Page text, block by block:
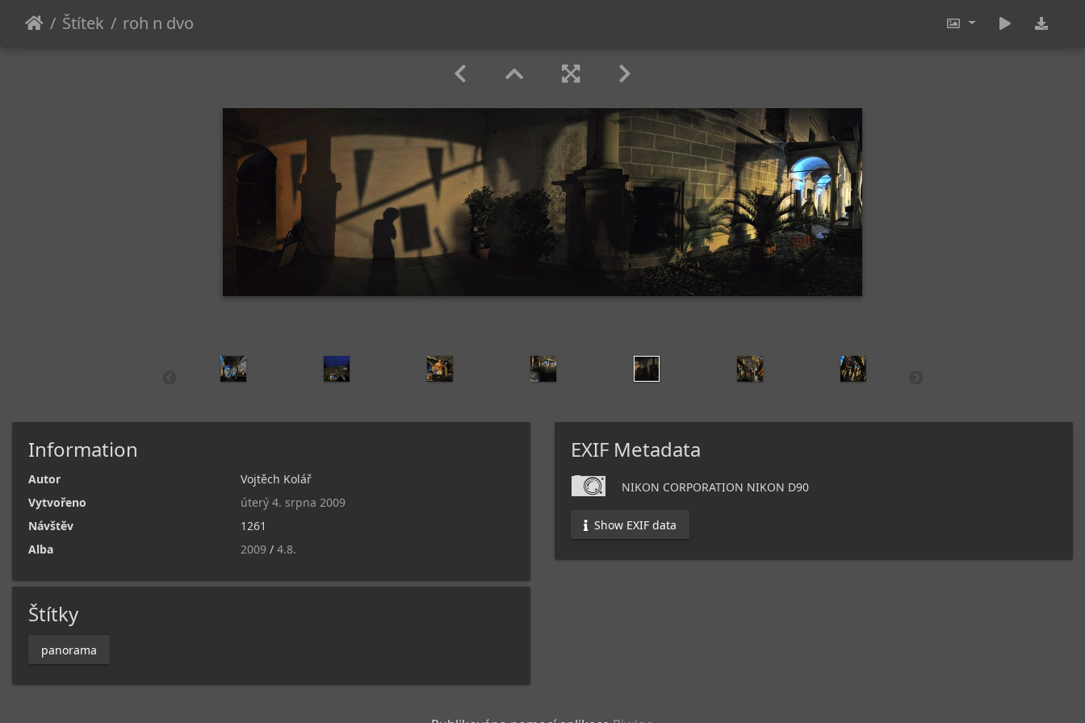
Štítek roh n dvo
Information
Autor
Vojtěch Kolář
Vytvořeno
úterý 4. srpna 2009
Návštěv
1261
Alba
2009 /4.8.
Štítky
panorama
EXIF Metadata
NIKON CORPORATION NIKON D90
Show EXIF data